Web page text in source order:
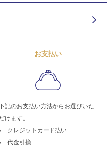
お支払い
記のお支払い方法からお選びいた
だけます。
クレジットカード払い
代金引換